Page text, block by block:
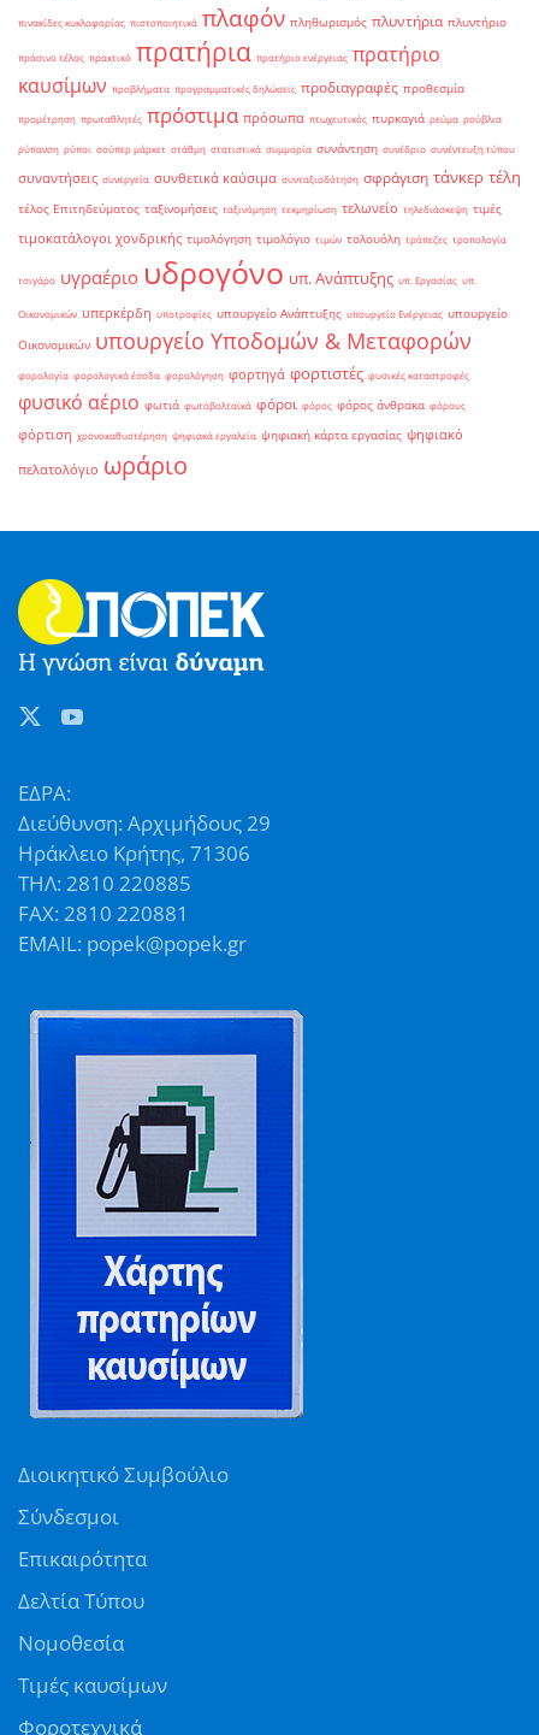
πινακίδες κυκλοφορίας πιστοποιητικά πλαφόν πληθωρισμός πλυντήρια πλυντήριο
πράσινο τέλος πρακτικό πρατήρια πρατήριο ενέργειας πρατήριο
καυσίμων προβλήματα προγραμματικές δηλώσεις προδιαγραφές προθεσμία
προμέτρηση πρωταθλητές πρόστιμα πρόσωπα πτωχευτικός πυρκαγιά ρεύμα ρούβλια
ρύπανση ρύποι σούπερ μάρκετ στάθμη στατιστικά συμμορία συνάντηση συνέδριο συνέντευξη τύπου
συναντήσεις συνεργεία συνθετικά καύσιμα συνταξιοδότηση σφράγιση τάνκερ τέλη
τέλος Επιτηδεύματος ταξινομήσεις ταξινόμηση τεκμηρίωση τελωνείο τηλεδιάσκεψη τιμές
τιμοκατάλογοι χονδρικής τιμολόγηση τιμολόγιο τιμών τολουόλη τράπεζες τροπολογία
τσιγάρο υγραέριο υδρογόνο υπ. Ανάπτυξης υπ. Εργασίας υπ.
Οικονομικών υπερκέρδη υποτροφίες υπουργείο Ανάπτυξης υπουργείο Ενέργειας υπουργείο
Οικονομικών υπουργείο Υποδομών & Μεταφορών
φορολογία φορολογικά έσοδα φορολόγηση φορτηγά φορτιστές φυσικές καταστροφές
φυσικό αέριο φωτιά φωτοβολταϊκά φόροι φόρος φόρος άνθρακα φόρους
φόρτιση χρονοκαθυστέρηση ψηφιακά εργαλεία ψηφιακή κάρτα εργασίας ψηφιακό
πελατολόγιο ωράριο
ΕΔΡΑ:
Διεύθυνση: Αρχιμήδους 29
Ηράκλειο Κρήτης, 71306
ΤΗΛ: 2810 220885
FAX: 2810 220881
EMAIL: popek@popek.gr
Διοικητικό Συμβούλιο
Σύνδεσμοι
Επικαιρότητα
Δελτία Τύπου
Νομοθεσία
Τιμές καυσίμων
Φοροτεχνικά